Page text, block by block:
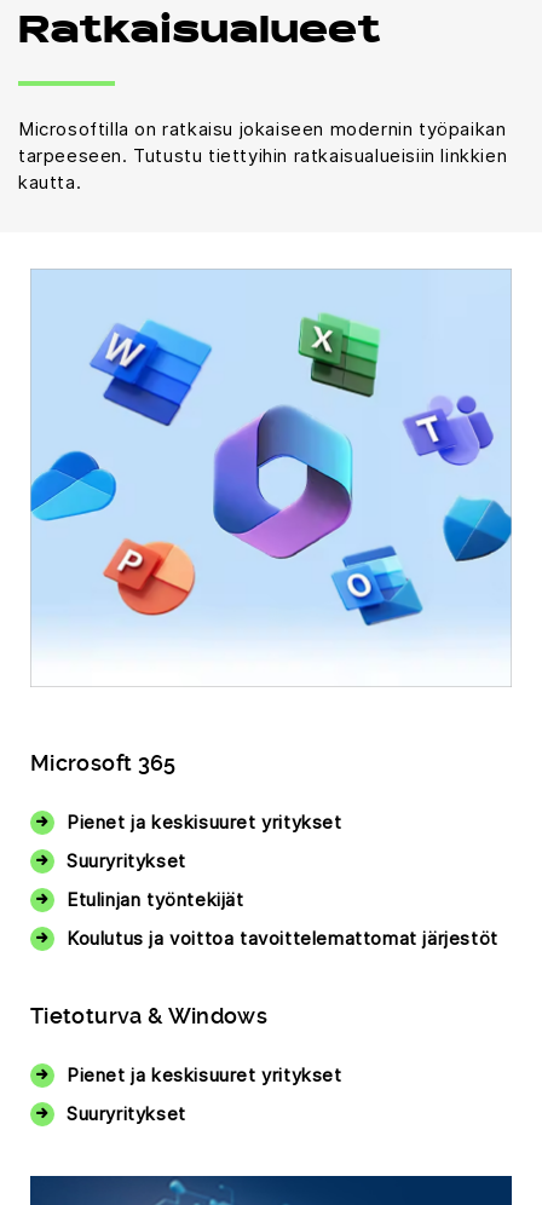
Ratkaisualueet
Microsoftilla on ratkaisu jokaiseen modernin työpaikan
tarpeeseen. Tutustu tiettyihin ratkaisualueisiin linkkien
kautta.
Microsoft 365
Pienet ja keskisuuret yritykset
Suuryritykset
Etulinjan työntekijät
Koulutus ja voittoa tavoittelemattomat järjestöt
Tietoturva & Windows
Pienet ja keskisuuret yritykset
Suuryritykset